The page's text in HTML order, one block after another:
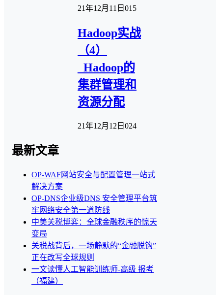
21年12月11日 015
Hadoop实战
（4）
_Hadoop的
集群管理和
资源分配
21年12月12日 024
最新文章
OP-WAF网站安全与配置管理一站式
解决方案
OP-DNS企业级DNS 安全管理平台筑
牢网络安全第一道防线
中美关税博弈：全球金融秩序的惊天
变局
关税战背后，一场静默的“金融脱钩”
正在改写全球规则
一文读懂人工智能训练师-高级 报考
（福建）